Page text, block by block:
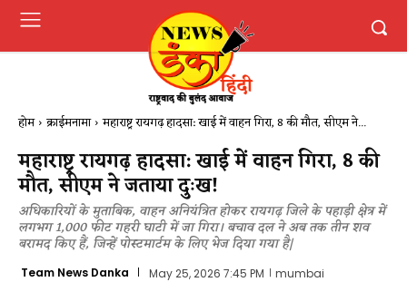
होम क्राईमनामा महाराष्ट्र रायगढ़ हादसा: खाई में वाहन गिरा, 8 की मौत, सीएम ने...
महाराष्ट्र रायगढ़ हादसा: खाई में वाहन गिरा, 8 की
मौत, सीएम ने जताया दुःख!
अधिकारियों के मुताबिक, वाहन अनियंत्रित होकर रायगढ़ जिले के पहाड़ी क्षेत्र में
लगभग 1,000 फीट गहरी घाटी में जा गिरा। बचाव दल ने अब तक तीन शव
बरामद किए हैं, जिन्हें पोस्टमार्टम के लिए भेज दिया गया है|
Team News Danka May 25, 2026 7:45 PM mumbai